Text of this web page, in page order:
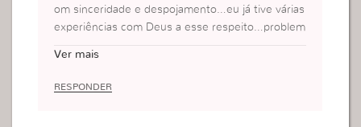
om sinceridade e despojamento…eu já tive várias
experiências com Deus a esse respeito…problem
Ver mais
RESPONDER